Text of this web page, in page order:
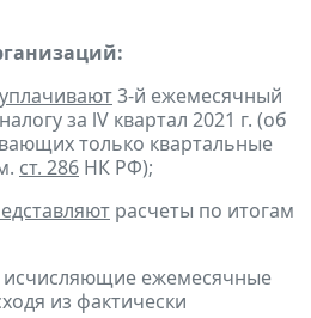
уплачивают3-й ежемесячный
за lV квартал 2021 г. (об
только квартальные
ст. 286 НК РФ);
расчеты по итогам
исчисляющие ежемесячные
из фактически